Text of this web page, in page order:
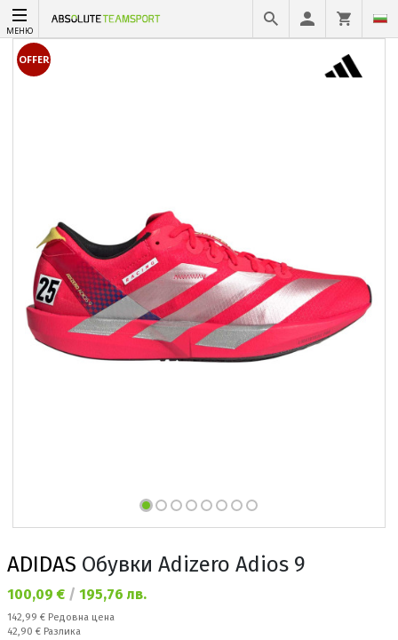
МЕНЮ
OFFER
ADIDAS Обувки Adizero Adios 9
Текуща цена:
100,09 € / 195,76 лв.
Редовна цена:
142,99 € Редовна цена
Спестявате:
42,90 € Разлика